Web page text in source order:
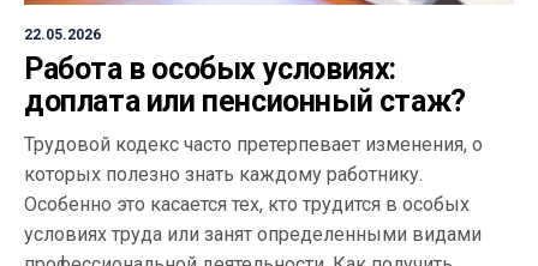
22.05.2026
Работа в особых условиях:
доплата или пенсионный стаж?
Трудовой кодекс часто претерпевает изменения, о
которых полезно знать каждому работнику.
Особенно это касается тех, кто трудится в особых
условиях труда или занят определенными видами